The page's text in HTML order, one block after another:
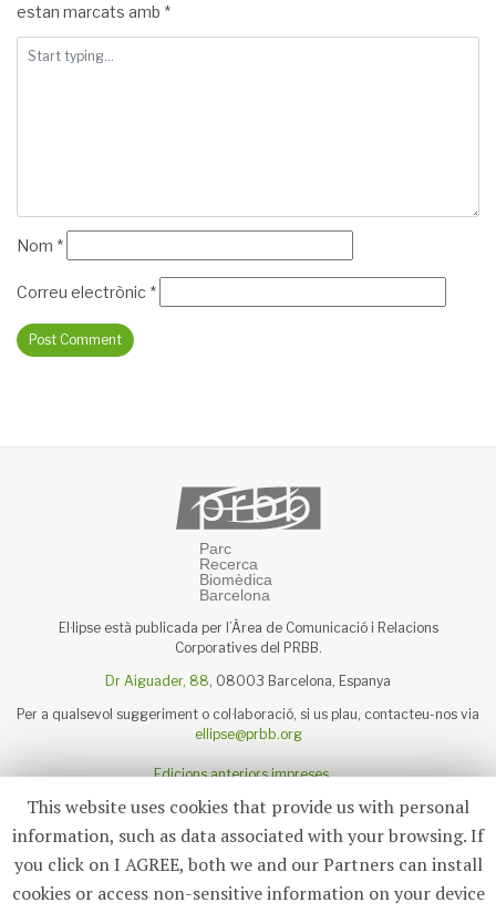
estan marcats amb *
Nom *
Correu electrònic *
El·lipse està publicada per l’Àrea de Comunicació i Relacions
Corporatives del PRBB.
Dr Aiguader, 88, 08003 Barcelona, Espanya
Per a qualsevol suggeriment o col·laboració, si us plau, contacteu-nos via
ellipse@prbb.org
Edicions anteriors impreses
Sobre el PRBB
This website uses cookies that provide us with personal
information, such as data associated with your browsing. If
you click on I AGREE, both we and our Partners can install
cookies or access non-sensitive information on your device